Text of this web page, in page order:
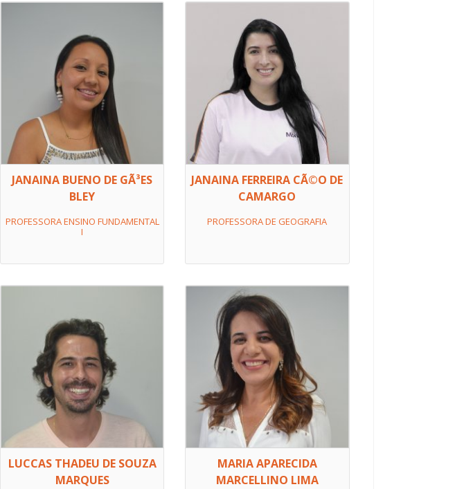
JANAINA BUENO DE GÃ³ES
BLEY
PROFESSORA ENSINO FUNDAMENTAL
I
JANAINA FERREIRA CÃ©O DE
CAMARGO
PROFESSORA DE GEOGRAFIA
LUCCAS THADEU DE SOUZA
MARQUES
MARIA APARECIDA
MARCELLINO LIMA